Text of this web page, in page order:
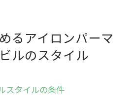
るアイロンパーマ
ルのスタイル
スタイルの条件